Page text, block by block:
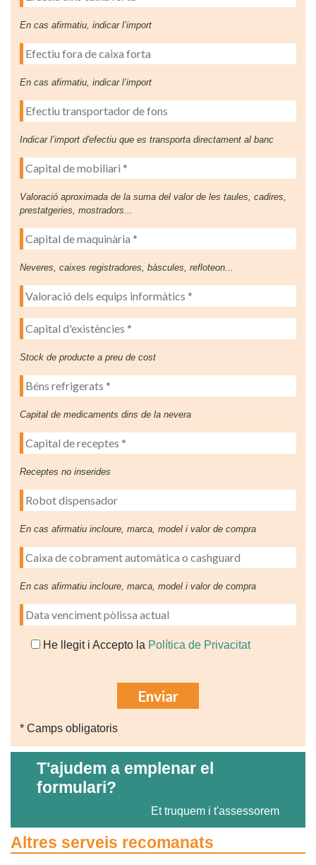
En cas afirmatiu, indicar l’import
En cas afirmatiu, indicar l’import
Indicar l’import d'efectiu que es transporta directament al banc
Valoració aproximada de la suma del valor de les taules, cadires,
prestatgeries, mostradors...
Neveres, caixes registradores, bàscules, refloteon...
Stock de producte a preu de cost
Capital de medicaments dins de la nevera
Receptes no inserides
En cas afirmatiu incloure, marca, model i valor de compra
En cas afirmatiu incloure, marca, model i valor de compra
He llegit i Accepto la Política de Privacitat
* Camps obligatoris
T'ajudem a emplenar el
formulari?
Et truquem i t'assessorem
Altres serveis recomanats